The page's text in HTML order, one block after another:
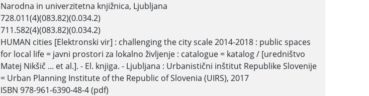
Narodna in univerzitetna knjižnica, Ljubljana
728.011(4)(083.82)(0.034.2)
711.582(4)(083.82)(0.034.2)
HUMAN cities [Elektronski vir] : challenging the city scale 2014-2018 : public spaces
for local life = javni prostori za lokalno življenje : catalogue = katalog / [uredništvo
Matej Nikšič ... et al.]. - El. knjiga. - Ljubljana : Urbanistični inštitut Republike Slovenije
= Urban Planning Institute of the Republic of Slovenia (UIRS), 2017
ISBN 978-961-6390-48-4 (pdf)